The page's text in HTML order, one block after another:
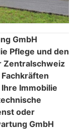
GmbH
Pflege und den
Zentralschweiz
Immobilie
oder
GmbH